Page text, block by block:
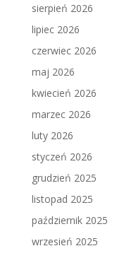
sierpień 2026
lipiec 2026
czerwiec 2026
maj 2026
kwiecień 2026
marzec 2026
luty 2026
styczeń 2026
grudzień 2025
listopad 2025
październik 2025
wrzesień 2025